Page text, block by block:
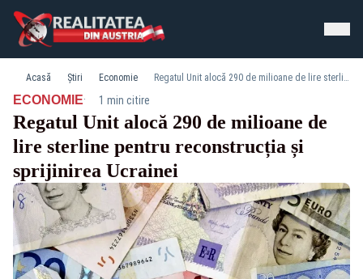
Acasă Știri Economie Regatul Unit alocă 290 de milioane de lire sterline pentru reconstrucția și sprijinirea Ucrainei
ECONOMIE· 1 min citire
Regatul Unit alocă 290 de milioane de
lire sterline pentru reconstrucția și
sprijinirea Ucrainei